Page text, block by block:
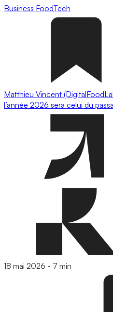
Business FoodTech
Matthieu Vincent
l’année 2026 sera celui du
18 mai 2026 - 7 min